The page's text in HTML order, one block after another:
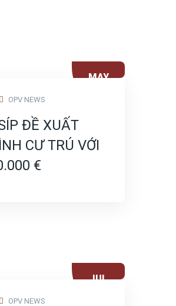
MAY
OPV NEWS
ĐỀ XUẤT
CƯ TRÚ VỚI
€
JUL
OPV NEWS